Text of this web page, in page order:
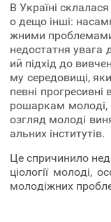
В Україні
о дещо інші:
жними
недостатня увага
ий підхід до
му середовищі,
певні
рошаркам молоді,
озгляд молоді
альних інститутів.
Це спричинило
ціології молоді,
молодіжних